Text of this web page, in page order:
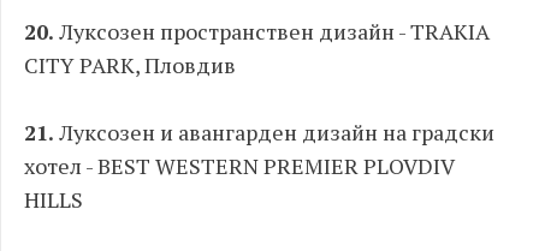
20. Луксозен пространствен дизайн - TRAKIA
CITY PARK, Пловдив
21. Луксозен и авангарден дизайн на градски
хотел - BEST WESTERN PREMIER PLOVDIV
HILLS